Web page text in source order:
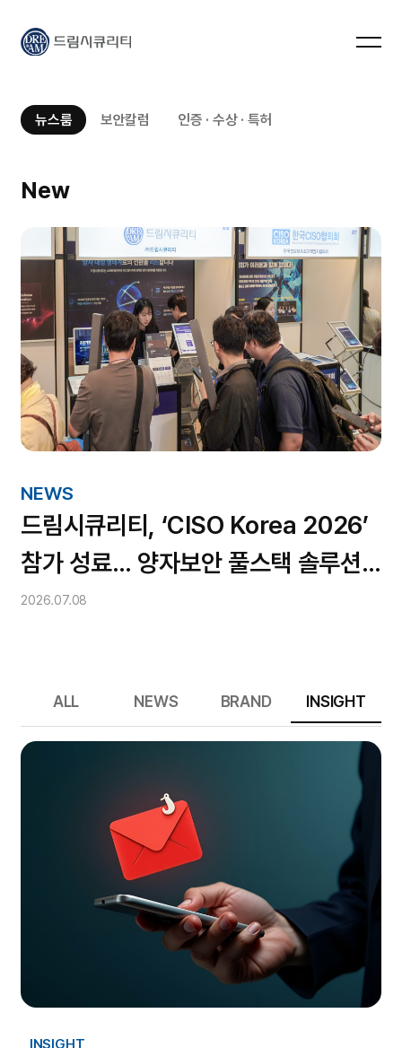
드림시큐리티
뉴스룸 보안칼럼 인증 · 수상 · 특허
New
NEWS
드림시큐리티, ‘CISO Korea 2026’
참가 성료… 양자보안 풀스택 솔루션
주목
2026.07.08
ALL NEWS BRAND INSIGHT